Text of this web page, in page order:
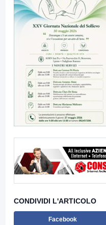
CONDIVIDI L'ARTICOLO
Facebook